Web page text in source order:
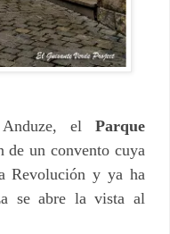
el Parque
de un convento cuya
Revolución y ya ha
se abre la vista al